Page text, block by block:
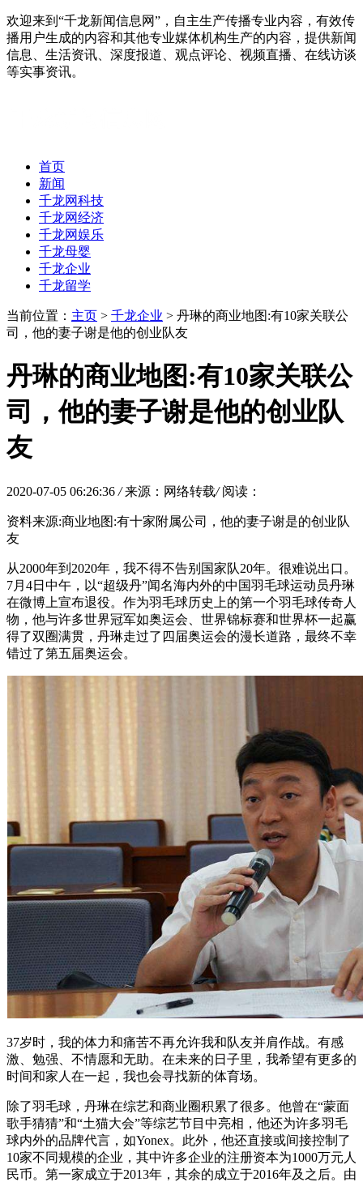
欢迎来到“千龙新闻信息网”，自主生产传播专业内容，有效传
播用户生成的内容和其他专业媒体机构生产的内容，提供新闻
信息、生活资讯、深度报道、观点评论、视频直播、在线访谈
等实事资讯。
首页
新闻
千龙网科技
千龙网经济
千龙网娱乐
千龙母婴
千龙企业
千龙留学
当前位置： 主页 > 千龙企业 > 丹琳的商业地图:有10家关联公
司，他的妻子谢是他的创业队友
丹琳的商业地图:有10家关联公
司，他的妻子谢是他的创业队
友
2020-07-05 06:26:36 / 来源：网络转载/ 阅读：
资料来源:商业地图:有十家附属公司，他的妻子谢是的创业队
友
从2000年到2020年，我不得不告别国家队20年。很难说出口。
7月4日中午，以“超级丹”闻名海内外的中国羽毛球运动员丹琳
在微博上宣布退役。作为羽毛球历史上的第一个羽毛球传奇人
物，他与许多世界冠军如奥运会、世界锦标赛和世界杯一起赢
得了双圈满贯，丹琳走过了四届奥运会的漫长道路，最终不幸
错过了第五届奥运会。
37岁时，我的体力和痛苦不再允许我和队友并肩作战。有感
激、勉强、不情愿和无助。在未来的日子里，我希望有更多的
时间和家人在一起，我也会寻找新的体育场。
除了羽毛球，丹琳在综艺和商业圈积累了很多。他曾在“蒙面
歌手猜猜”和“土猫大会”等综艺节目中亮相，他还为许多羽毛
球内外的品牌代言，如Yonex。此外，他还直接或间接控制了
10家不同规模的企业，其中许多企业的注册资本为1000万元人
民币。第一家成立于2013年，其余的成立于2016年及之后。由